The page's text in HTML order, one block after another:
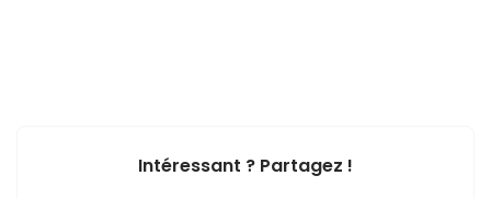
Intéressant ? Partagez !